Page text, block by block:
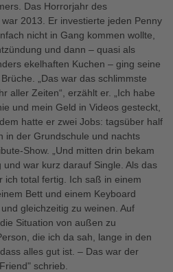
Das Horrorjahr des
2013. Er investierte jeden Penny
nicht in Gang kommen wollte,
und dann – quasi als
ekelhaften Kuchen – ging seine
„Das war das schlimmste
aller Zeiten“, erzählt er. „Ich habe
und mein Geld in Videos gesteckt,
hatte er zwei Jobs: tagsüber half
in der Grundschule und nachts
Show. „Und mitten drin bekam
war kurz darauf Single. Als das
ich total fertig. Ich saß in einem
Bett und einem Keyboard
gleichzeitig zu weinen. Auf
Situation von außen zu
die ich da sah, lange in den
alles gut ist. – Das war der
schrieb.